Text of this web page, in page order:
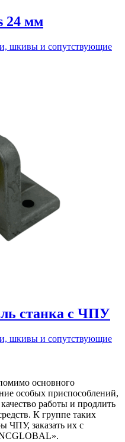
24 мм
шкивы и сопутствующие
станка с ЧПУ
шкивы и сопутствующие
основного
особых приспособлений,
работы и продлить
К группе таких
ЧПУ, заказать их с